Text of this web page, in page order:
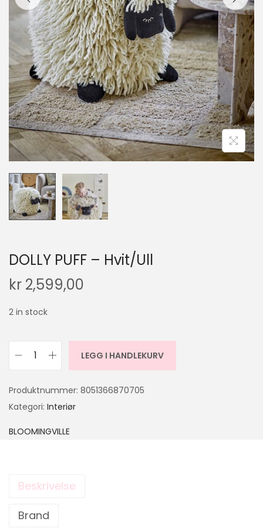
DOLLY PUFF – Hvit/Ull
kr 2,599,00
2 in stock
LEGG I HANDLEKURV
Produktnummer: 8051366870705
Kategori: Interiør
BLOOMINGVILLE
Beskrivelse
Brand